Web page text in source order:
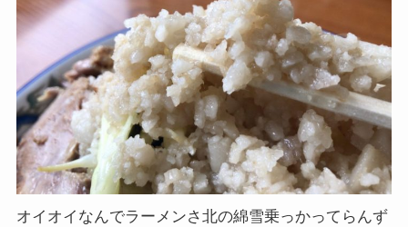
オイオイなんでラーメンさ北の綿雪乗っかってらんず